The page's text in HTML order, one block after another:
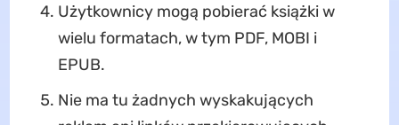
Użytkownicy mogą pobierać książki w
wielu formatach, w tym PDF, MOBI i
EPUB.
Nie ma tu żadnych wyskakujących